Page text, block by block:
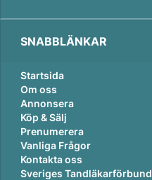
SNABBLÄNKAR
Startsida
Om oss
Annonsera
Köp & Sälj
Prenumerera
Vanliga Frågor
Kontakta oss
Sveriges Tandläkarförbund